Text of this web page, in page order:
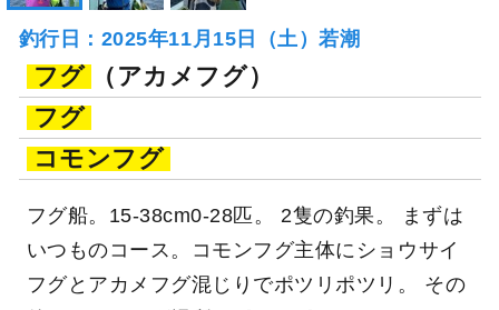
釣行日：2025年11月15日（土）若潮
フグ
（アカメフグ）
フグ
コモンフグ
フグ船。15-38cm0-28匹。 2隻の釣果。 まずは
いつものコース。コモンフグ主体にショウサイ
フグとアカメフグ混じりでポツリポツリ。 その